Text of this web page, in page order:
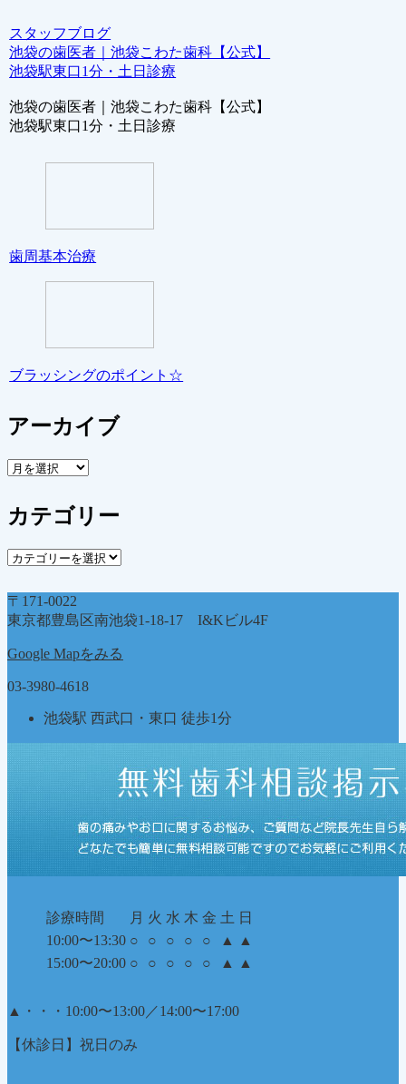
スタッフブログ
池袋の歯医者｜池袋こわた歯科【公式】
池袋駅東口1分・土日診療
池袋の歯医者｜池袋こわた歯科【公式】
池袋駅東口1分・土日診療
歯周基本治療
ブラッシングのポイント☆
アーカイブ
ア
カ
イ
カテゴリー
カ
ゴ
リ
〒171-0022
東京都豊島区南池袋1-18-17 I&Kビル4F
Google Mapをみる
03-3980-4618
池袋駅 西武口・東口 徒歩1分
診療時間 月 火 水 木 金 土 日
10:00〜13:30 ○ ○ ○ ○ ○ ▲
▲
15:00〜20:00 ○ ○ ○ ○ ○ ▲ ▲
▲ ・・・10:00〜13:00／14:00〜17:00
【休診日】祝日のみ